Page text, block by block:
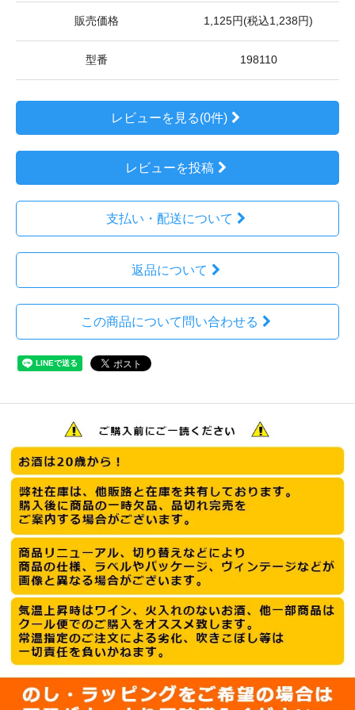
販売価格 1,125円(税込1,238円)
型番 198110
レビューを見る(0件)
レビューを投稿
支払い・配送について
返品について
この商品について問い合わせる